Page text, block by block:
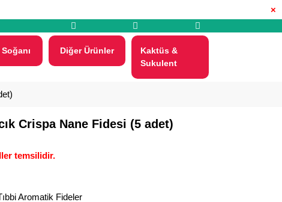
×
Diğer Ürünler
Kaktüs &
Sukulent
Crispa Nane Fidesi (5 adet)
temsilidir.
Aromatik Fideler